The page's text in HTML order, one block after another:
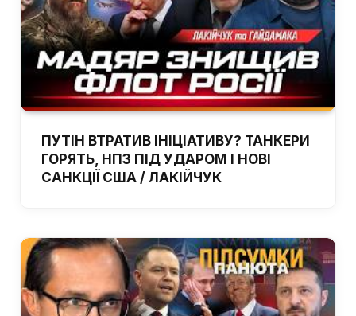
ПУТІН ВТРАТИВ ІНІЦІАТИВУ? ТАНКЕРИ
ГОРЯТЬ, НПЗ ПІД УДАРОМ І НОВІ
САНКЦІЇ США / ЛАКІЙЧУК